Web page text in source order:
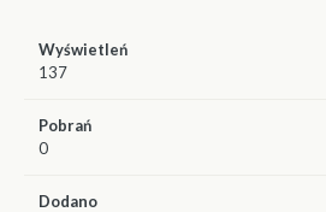
Wyświetleń
137
Pobrań
0
Dodano